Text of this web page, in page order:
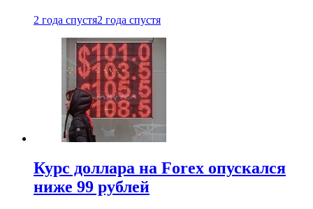
2 года спустя2 года спустя
Курс доллара на Forex опускался
ниже 99 рублей